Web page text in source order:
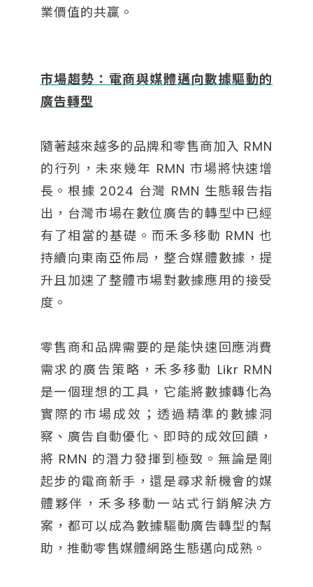
業價值的共贏。
市場趨勢：電商與媒體邁向數據驅動的
廣告轉型
隨著越來越多的品牌和零售商加入 RMN
的行列，未來幾年 RMN 市場將快速增
長。根據 2024 台灣 RMN 生態報告指
出，台灣市場在數位廣告的轉型中已經
有了相當的基礎。而禾多移動 RMN 也
持續向東南亞佈局，整合媒體數據，提
升且加速了整體市場對數據應用的接受
度。
零售商和品牌需要的是能快速回應消費
需求的廣告策略，禾多移動 Likr RMN
是一個理想的工具，它能將數據轉化為
實際的市場成效；透過精準的數據洞
察、廣告自動優化、即時的成效回饋，
將 RMN 的潛力發揮到極致。無論是剛
起步的電商新手，還是尋求新機會的媒
體夥伴，禾多移動一站式行銷解決方
案，都可以成為數據驅動廣告轉型的幫
助，推動零售媒體網路生態邁向成熟。